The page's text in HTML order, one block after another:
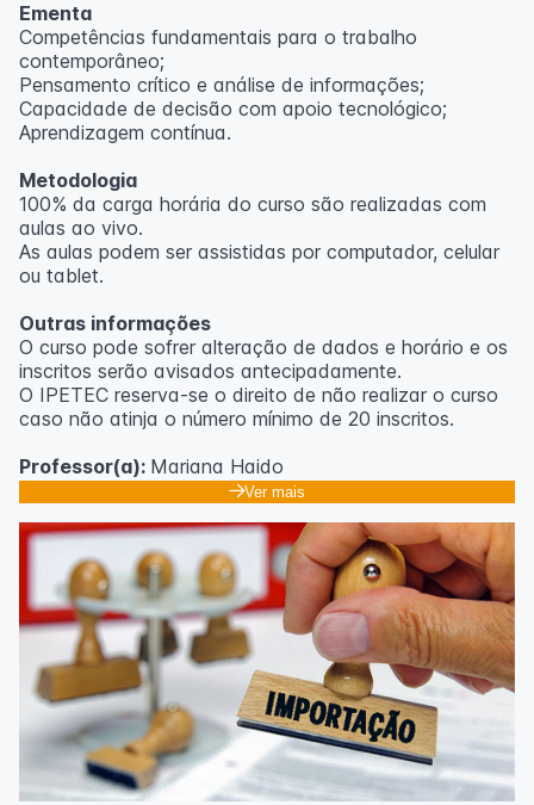
Ementa
Competências fundamentais para o trabalho
contemporâneo;
Pensamento crítico e análise de informações;
Capacidade de decisão com apoio tecnológico;
Aprendizagem contínua.
Metodologia
100% da carga horária do curso são realizadas com
aulas ao vivo.
As aulas podem ser assistidas por computador, celular
ou tablet.
Outras informações
O curso pode sofrer alteração de dados e horário e os
inscritos serão avisados ​​antecipadamente.
O IPETEC reserva-se o direito de não realizar o curso
caso não atinja o número mínimo de 20 inscritos.
Professor(a): Mariana Haido
Ver mais